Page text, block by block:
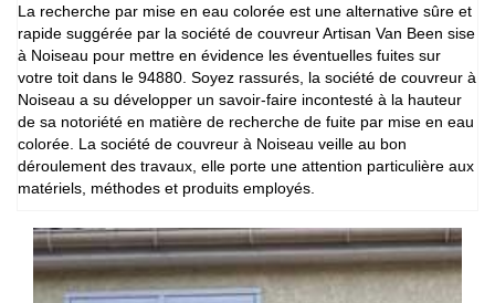
La recherche par mise en eau colorée est une alternative sûre et
rapide suggérée par la société de couvreur Artisan Van Been sise
à Noiseau pour mettre en évidence les éventuelles fuites sur
votre toit dans le 94880. Soyez rassurés, la société de couvreur à
Noiseau a su développer un savoir-faire incontesté à la hauteur
de sa notoriété en matière de recherche de fuite par mise en eau
colorée. La société de couvreur à Noiseau veille au bon
déroulement des travaux, elle porte une attention particulière aux
matériels, méthodes et produits employés.